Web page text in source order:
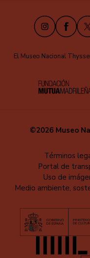
Instagram X
El Museo Nacional
©2026 Museo
pie
Términos
Portal de
Uso de
Medio ambiente,